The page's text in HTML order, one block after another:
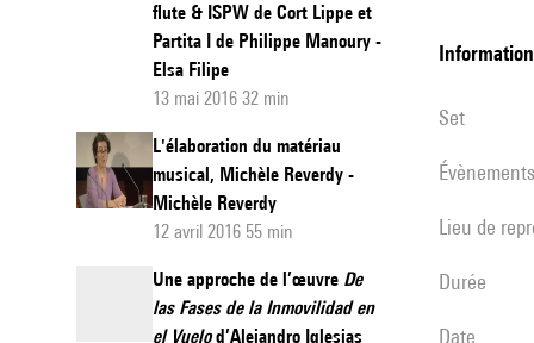
flute & ISPW de Cort Lippe et
Partita I de Philippe Manoury -
Elsa Filipe
13 mai 2016 32 min
L'élaboration du matériau
musical, Michèle Reverdy -
Michèle Reverdy
12 avril 2016 55 min
Une approche de l’œuvre De
las Fases de la Inmovilidad en
el Vuelod’Alejandro Iglesias
set
évènements
Lieu de
durée
date